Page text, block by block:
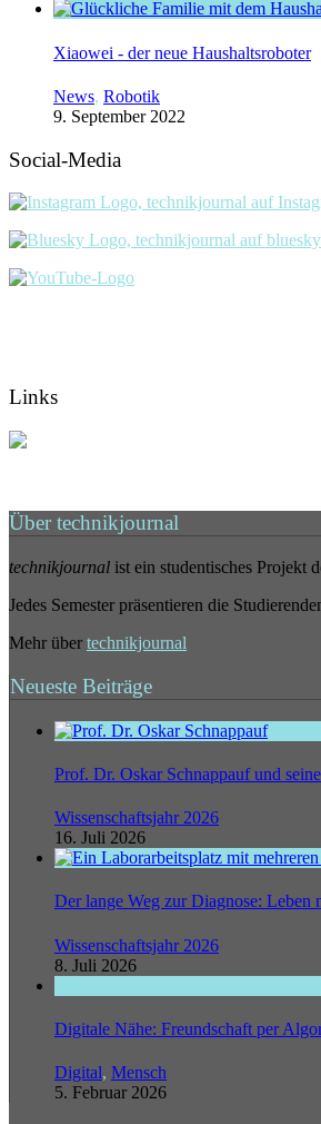
Xiaowei - der neue Haushaltsroboter
News, Robotik
9. September 2022
Social-Media
Links
Über technikjournal
technikjournal ist ein studentisches Projekt
Jedes Semester präsentieren die
Mehr über technikjournal
Neueste Beiträge
Prof. Dr. Oskar Schnappauf und
Wissenschaftsjahr 2026
16. Juli 2026
Der lange Weg zur Diagnose: Leben
Wissenschaftsjahr 2026
8. Juli 2026
Digitale Nähe: Freundschaft per
Digital, Mensch
5. Februar 2026